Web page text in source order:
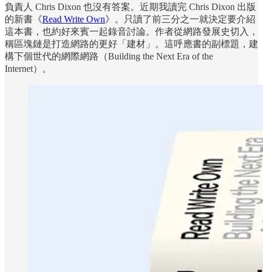
負責人 Chris Dixon 也沒有答案。近期我讀完 Chris Dixon 出版
的新書《Read Write Own》。只讀了前三分之一就決定要介紹
這本書，也約好來賓一起錄音討論。作者從網路發展史切入，
稱區塊鏈是打造網路的更好「建材」。這呼應書的副標題，建
構下個世代的網際網路（Building the Next Era of the
Internet）。